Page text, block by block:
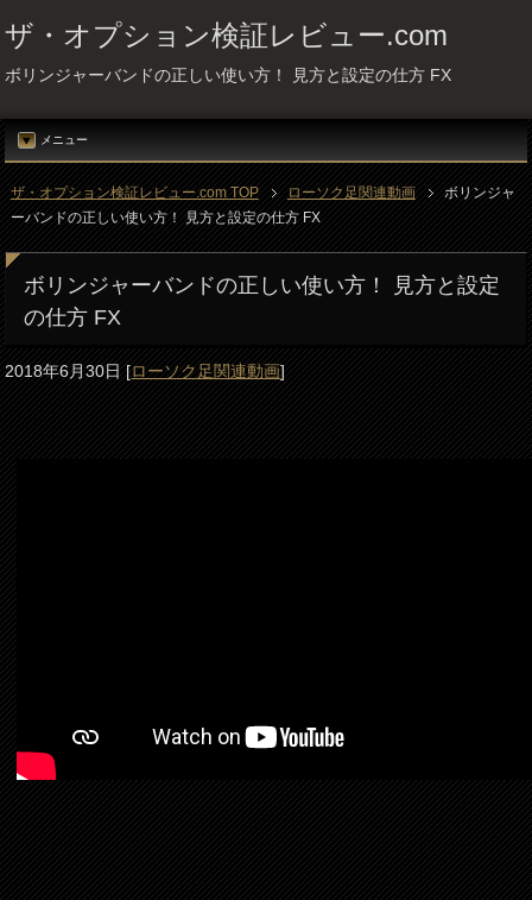
ザ・オプション検証レビュー.com
ボリンジャーバンドの正しい使い方！ 見方と設定の仕方 FX
メニュー
ザ・オプション検証レビュー.com TOP ローソク足関連動画
ボリンジャ
ーバンドの正しい使い方！ 見方と設定の仕方 FX
ボリンジャーバンドの正しい使い方！ 見方と設定
の仕方 FX
2018年6月30日[ローソク足関連動画]